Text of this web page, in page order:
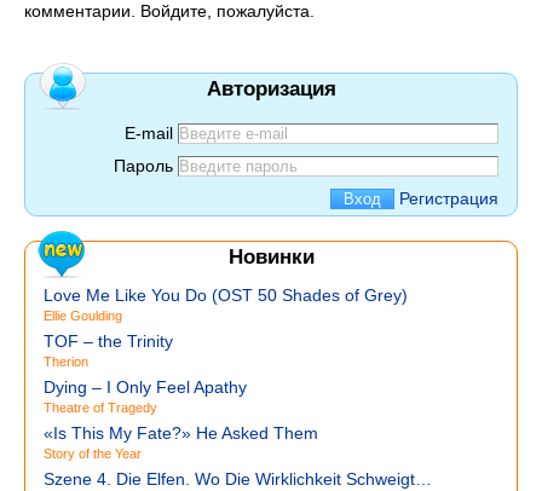
комментарии. Войдите, пожалуйста.
Авторизация
E-mail
Пароль
Регистрация
Новинки
Love Me Like You Do (OST 50 Shades of Grey)
Ellie Goulding
TOF – the Trinity
Therion
Dying – I Only Feel Apathy
Theatre of Tragedy
«Is This My Fate?» He Asked Them
Story of the Year
Szene 4. Die Elfen. Wo Die Wirklichkeit Schweigt…